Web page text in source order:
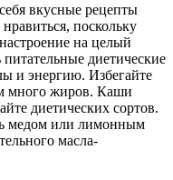
вкусные рецепты
поскольку
на целый
диетические
и энергию. Избегайте
много жиров. Каши
диетических сортов.
медом или лимонным
масла­